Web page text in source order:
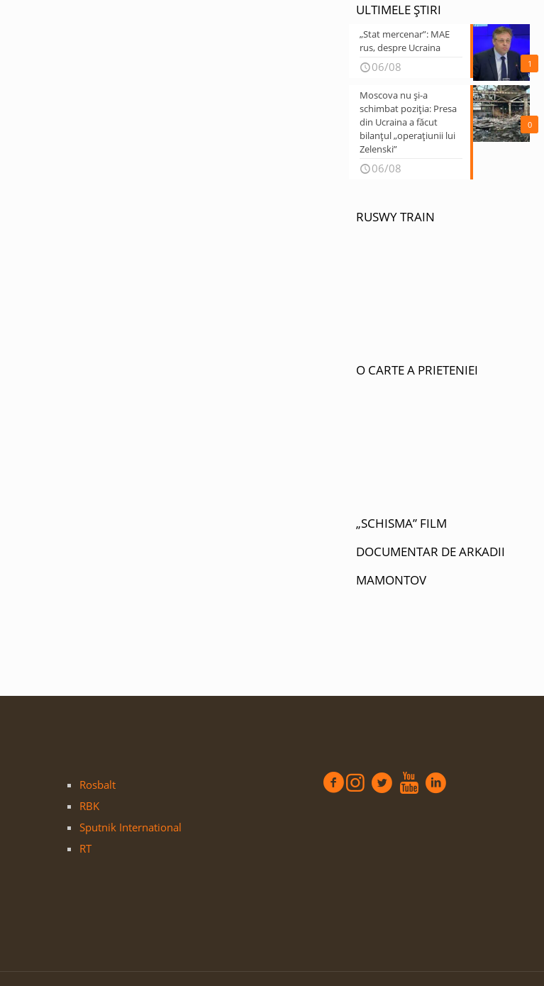
ULTIMELE ȘTIRI
1
„Stat mercenar”: MAE
rus, despre Ucraina
06/08
0
Moscova nu și-a
schimbat poziția: Presa
din Ucraina a făcut
bilanțul „operațiunii lui
Zelenski”
06/08
RUSWY TRAIN
O CARTE A PRIETENIEI
„SCHISMA” FILM
DOCUMENTAR DE ARKADII
MAMONTOV
Rosbalt
RBK
Sputnik International
RT